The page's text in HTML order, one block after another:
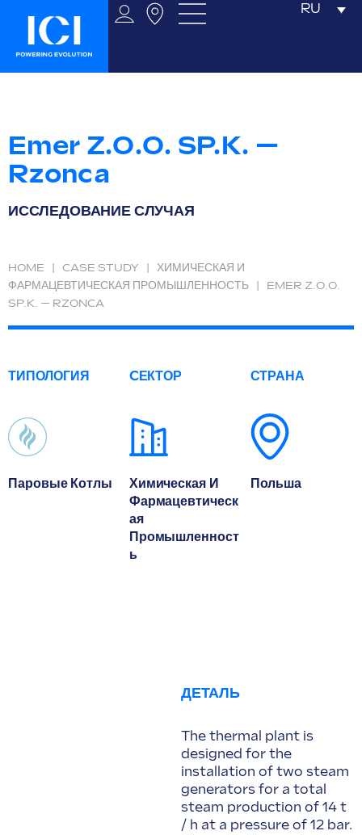
RU
Emer Z.O.O. SP.K. —
Rzonca
ИССЛЕДОВАНИЕ СЛУЧАЯ
HOME CASE STUDY
ХИМИЧЕСКАЯ И
ФАРМАЦЕВТИЧЕСКАЯ ПРОМЫШЛЕННОСТЬ
EMER Z.O.O.
SP.K. — RZONCA
ТИПОЛОГИЯ
Паровые Котлы
CЕКТОР
Химическая И
Фармацевтическ
Ая
Промышленност
Ь
СТРАНА
Польша
ДЕТАЛЬ
The thermal plant is
designed for the
installation of two steam
generators for a total
steam production of 14 t
/ h at a pressure of 12 bar.